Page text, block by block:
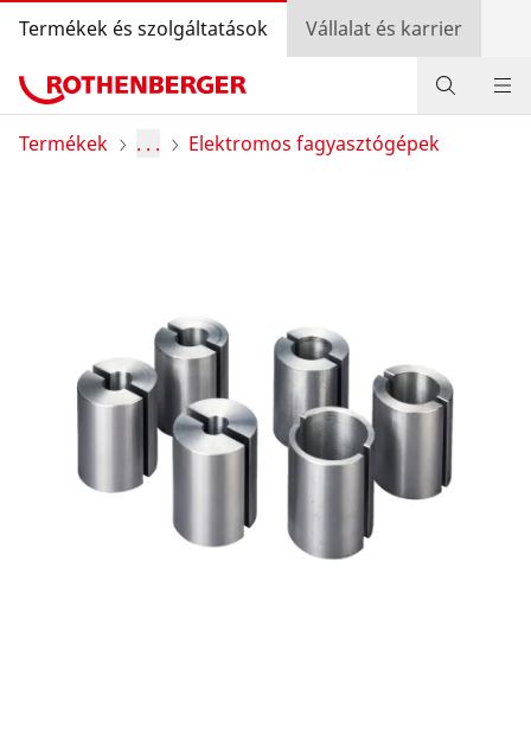
Termékek és szolgáltatások Vállalat és karrier
Termékek
Kereskedő kereső
Bejelentkezés
Országválasztás
Termékek . . . Elektromos fagyasztógépek